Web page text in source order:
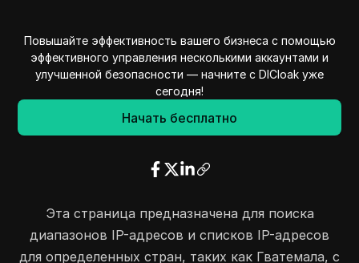
Повышайте эффективность вашего бизнеса с помощью
эффективного управления несколькими аккаунтами и
улучшенной безопасности — начните с DICloak уже
сегодня!
Начать бесплатно
Эта страница предназначена для поиска
диапазонов IP-адресов и списков IP-адресов
для определенных стран, таких как Гватемала, с